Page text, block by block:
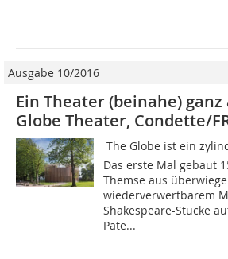
Ausgabe 10/2016
Ein Theater (beinahe) ganz
Globe Theater, Condette/
The Globe ist ein
Das erste Mal gebaut
Themse aus
wiederverwertbarem
Shakespeare-Stücke
Pate...